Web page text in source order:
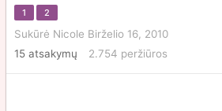
1 2
Sukūrė Nicole Birželio 16, 2010
15 atsakymų 2.754 peržiūros